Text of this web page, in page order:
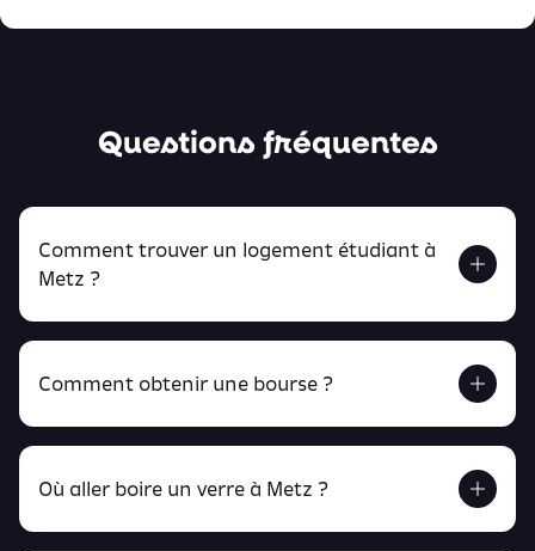
Questions fréquentes
Comment trouver un logement étudiant à
Metz ?
Retrouve tout ça en cliquant ici !
Comment obtenir une bourse ?
Où aller boire un verre à Metz ?